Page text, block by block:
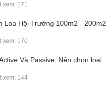
171
Loa Hội Trường 100m2 - 200m2
xem: 170
Và Passive: Nên chọn loại
xem: 144